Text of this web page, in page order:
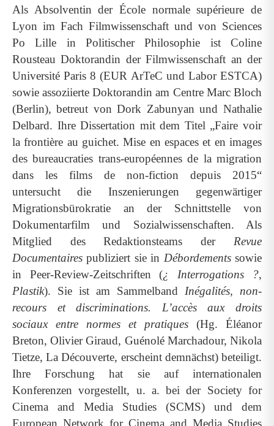
Als Absolventin der École normale supérieure de
Lyon im Fach Filmwissenschaft und von Sciences
Po Lille in Politischer Philosophie ist Coline
Rousteau Doktorandin der Filmwissenschaft an der
Université Paris 8 (EUR ArTeC und Labor ESTCA)
sowie assoziierte Doktorandin am Centre Marc Bloch
(Berlin), betreut von Dork Zabunyan und Nathalie
Delbard. Ihre Dissertation mit dem Titel „Faire voir
la frontière au guichet. Mise en espaces et en images
des bureaucraties trans-européennes de la migration
dans les films de non-fiction depuis 2015“
untersucht die Inszenierungen gegenwärtiger
Migrationsbürokratie an der Schnittstelle von
Dokumentarfilm und Sozialwissenschaften. Als
Mitglied des Redaktionsteams der Revue
Documentaires publiziert sie in Débordementssowie
in Peer-Review-Zeitschriften (¿ Interrogations ?,
Plastik). Sie ist am Sammelband Inégalités, non-
recours et discriminations. L’accès aux droits
sociaux entre normes et pratiques(Hg. Éléanor
Breton, Olivier Giraud, Guénolé Marchadour, Nikola
Tietze, La Découverte, erscheint demnächst) beteiligt.
Ihre Forschung hat sie auf internationalen
Konferenzen vorgestellt, u. a. bei der Society for
Cinema and Media Studies (SCMS) und dem
European Network for Cinema and Media Studies